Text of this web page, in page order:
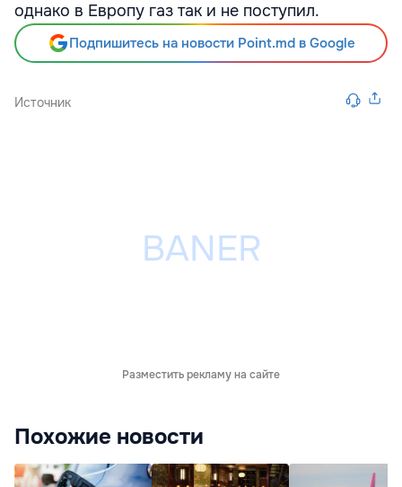
однако в Европу газ так и не поступил.
Подпишитесь на новости Point.md в Google
Источник
Разместить рекламу на сайте
Похожие новости